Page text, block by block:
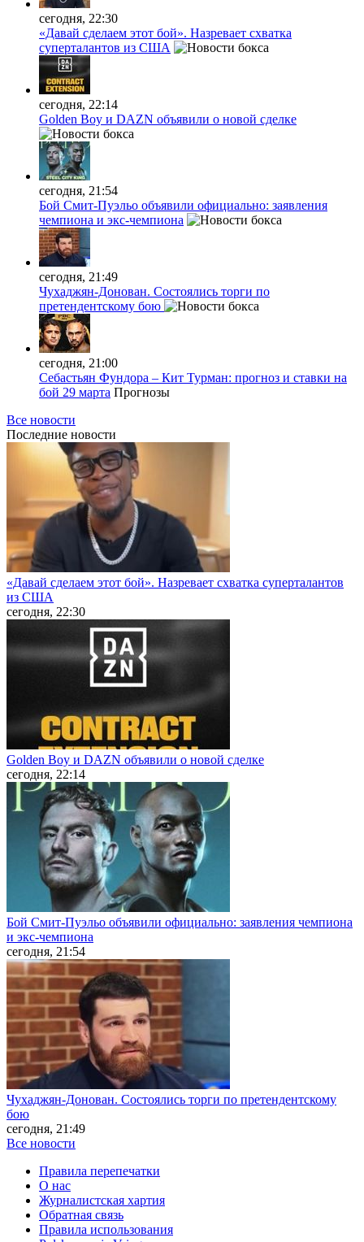
сегодня, 22:30
«Давай сделаем этот бой». Назревает схватка
суперталантов из США
сегодня, 22:14
Golden Boy и DAZN объявили о новой сделке
сегодня, 21:54
Бой Смит-Пуэльо объявили официально: заявления
чемпиона и экс-чемпиона
сегодня, 21:49
Чухаджян-Донован. Состоялись торги по
претендентскому бою
сегодня, 21:00
Себастьян Фундора – Кит Турман: прогноз и ставки на
бой 29 марта Прогнозы
Все новости
Последние новости
«Давай сделаем этот бой». Назревает схватка суперталантов
из США
сегодня, 22:30
Golden Boy и DAZN объявили о новой сделке
сегодня, 22:14
Бой Смит-Пуэльо объявили официально: заявления чемпиона
и экс-чемпиона
сегодня, 21:54
Чухаджян-Донован. Состоялись торги по претендентскому
бою
сегодня, 21:49
Все новости
Правила перепечатки
О нас
Журналистская хартия
Обратная связь
Правила использования